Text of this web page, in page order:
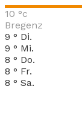
10 °c
Bregenz
9 ° Di.
9 ° Mi.
8 ° Do.
8 ° Fr.
8 ° Sa.